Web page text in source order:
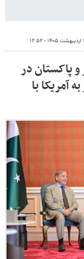
پاکستان در
آمریکا با